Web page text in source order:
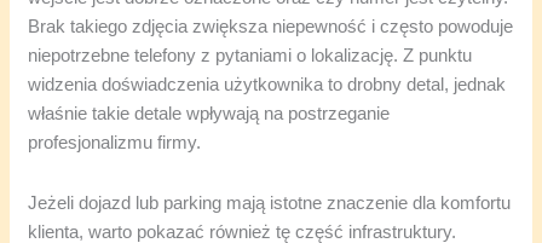
Brak takiego zdjęcia zwiększa niepewność i często powoduje
niepotrzebne telefony z pytaniami o lokalizację. Z punktu
widzenia doświadczenia użytkownika to drobny detal, jednak
właśnie takie detale wpływają na postrzeganie
profesjonalizmu firmy.
Jeżeli dojazd lub parking mają istotne znaczenie dla komfortu
klienta, warto pokazać również tę część infrastruktury.